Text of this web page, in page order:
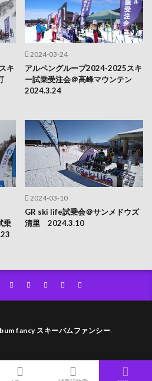
キ
2024-03-24
アルペングループ2024-2025スキ
ー試乗受注会＠高峰マウンテン
2024.3.24
乗
2024-03-10
GR ski life試乗会＠サンメドウズ
清里 2024.3.10
fancy スキーバムファンシー